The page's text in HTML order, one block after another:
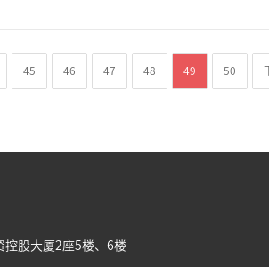
45 46 47 48 49 50
控股大厦2座5楼、6楼